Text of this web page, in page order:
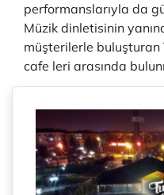
performanslarıyla da
Müzik dinletisinin
müşterilerle buluşturan
cafe leri arasında